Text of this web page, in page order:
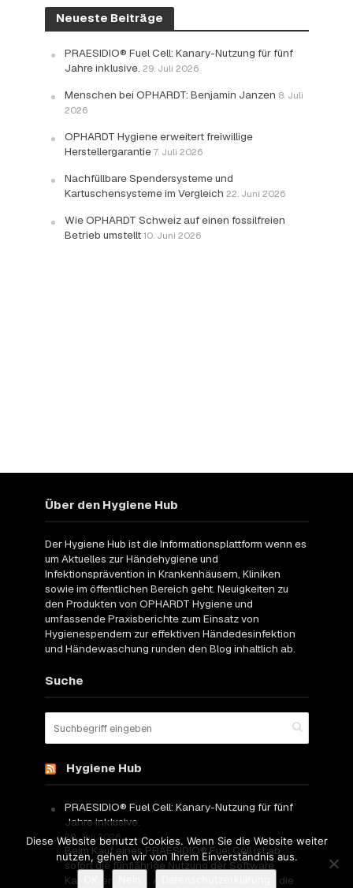
Neueste Beiträge
PRAESIDIO® Fuel Cell: Kanary-Nutzung für fünf
Jahre inklusive. 29. Juli 2026
Menschen bei OPHARDT: Benjamin Janzen 8. Juli
2026
OPHARDT Hygiene erweitert freiwillige
Herstellergarantie 7. Juli 2026
Nachfüllbare Spendersysteme und
Kartuschensysteme im Vergleich 22. Juni 2026
Wie OPHARDT Schweiz auf einen fossilfreien
Betrieb umstellt 10. Juni 2026
Über den Hygiene Hub
Der Hygiene Hub ist die Informationsplattform wenn es
um Aktuelles zur Händehygiene und
Infektionsprävention in Krankenhäusern, Kliniken
sowie im öffentlichen Bereich geht. Neuigkeiten zu
den Produkten von OPHARDT Hygiene und
umfassende Praxisberichte zum Einsatz von
Hygienespendern zur effektiven Händedesinfektion
und Händewaschung runden den Blog inhaltlich ab.
Suche
Hygiene Hub
PRAESIDIO® Fuel Cell: Kanary-Nutzung für fünf
Jahre inklusive.
29. Juli 2026
Beim Kauf eines PRAESIDIO® Fuel Cell ist ab
sofort die fünfjährige Nutzung der Software
Kanary enthalten. Anwender erhalten damit die
Diese Website benutzt Cookies. Wenn Sie die Website weiter
nutzen, gehen wir von Ihrem Einverständnis aus.